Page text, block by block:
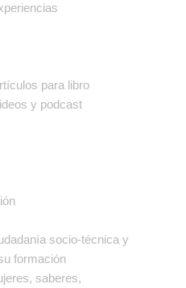
para libro
y podcast
socio-técnica y
formación
saberes,